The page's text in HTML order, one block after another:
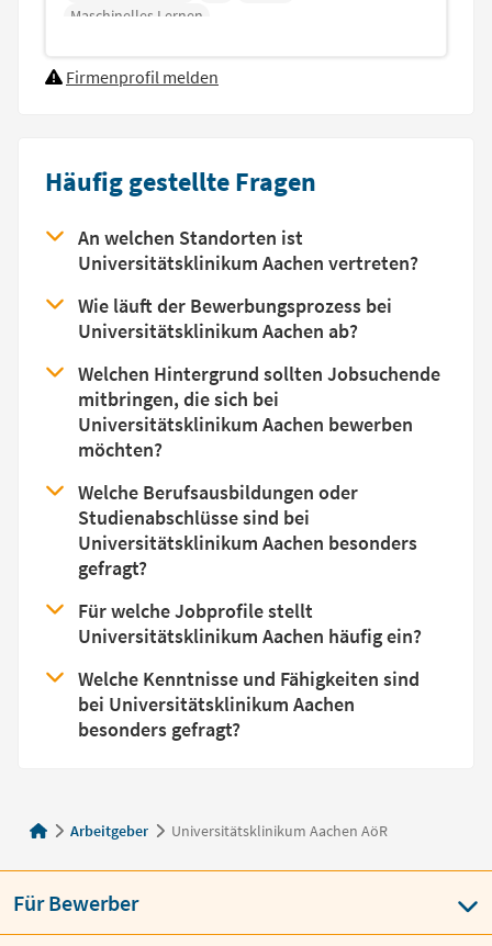
Maschinelles Lernen
Firmenprofil melden
Häufig gestellte Fragen
An welchen Standorten ist
Universitätsklinikum Aachen vertreten?
Wie läuft der Bewerbungsprozess bei
Universitätsklinikum Aachen ab?
Welchen Hintergrund sollten Jobsuchende
mitbringen, die sich bei
Universitätsklinikum Aachen bewerben
möchten?
Welche Berufsausbildungen oder
Studienabschlüsse sind bei
Universitätsklinikum Aachen besonders
gefragt?
Für welche Jobprofile stellt
Universitätsklinikum Aachen häufig ein?
Welche Kenntnisse und Fähigkeiten sind
bei Universitätsklinikum Aachen
besonders gefragt?
Arbeitgeber Universitätsklinikum Aachen AöR
Für Bewerber